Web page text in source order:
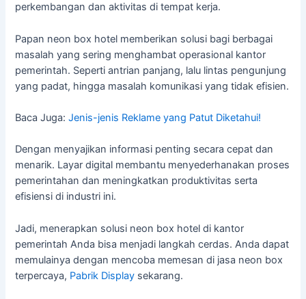
perkembangan dan aktivitas di tempat kerja.
Papan neon box hotel memberikan solusi bagi berbagai
masalah yang sering menghambat operasional kantor
pemerintah. Seperti antrian panjang, lalu lintas pengunjung
yang padat, hingga masalah komunikasi yang tidak efisien.
Baca Juga:Jenis-jenis Reklame yang Patut Diketahui!
Dengan menyajikan informasi penting secara cepat dan
menarik. Layar digital membantu menyederhanakan proses
pemerintahan dan meningkatkan produktivitas serta
efisiensi di industri ini.
Jadi, menerapkan solusi neon box hotel di kantor
pemerintah Anda bisa menjadi langkah cerdas. Anda dapat
memulainya dengan mencoba memesan di jasa neon box
terpercaya, Pabrik Display sekarang.